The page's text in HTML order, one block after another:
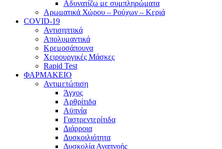
Αδυνατίζω με συμπληρώματα
Αρωματικά Χώρου – Ρούχων – Κεριά
COVID-19
Αντισηπτικά
Απολυμαντικά
Κρεμοσάπουνα
Χειρουργικές Μάσκες
Rapid Test
ΦΑΡΜΑΚΕΙΟ
Αντιμετώπιση
Άγχος
Αρθρίτιδα
Αϋπνία
Γαστρεντερίτιδα
Διάρροια
Δυσκοιλιότητα
Δυσκολία Αναπνοής